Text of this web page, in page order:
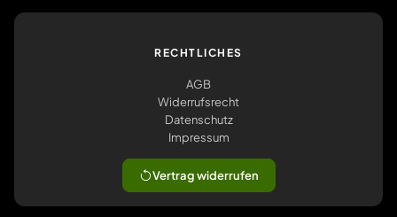
RECHTLICHES
AGB
Widerrufsrecht
Datenschutz
Impressum
Vertrag widerrufen